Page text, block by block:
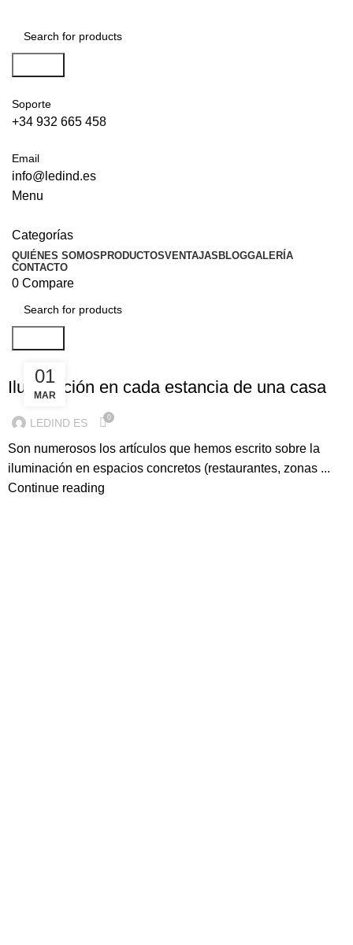
Soporte
+34 932 665 458‬
Email
info@ledind.es
Menu
Categorías
QUIÉNES SOMOS PRODUCTOSVENTAJAS BLOGGALERÍA
CONTACTO
0 Compare
01
MAR
Iluminación en cada estancia de una casa
LEDIND ES 0
Son numerosos los artículos que hemos escrito sobre la
iluminación en espacios concretos (restaurantes, zonas ...
Continue reading